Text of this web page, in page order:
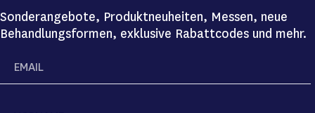
Sonderangebote, Produktneuheiten, Messen, neue
Behandlungsformen, exklusive Rabattcodes und mehr.